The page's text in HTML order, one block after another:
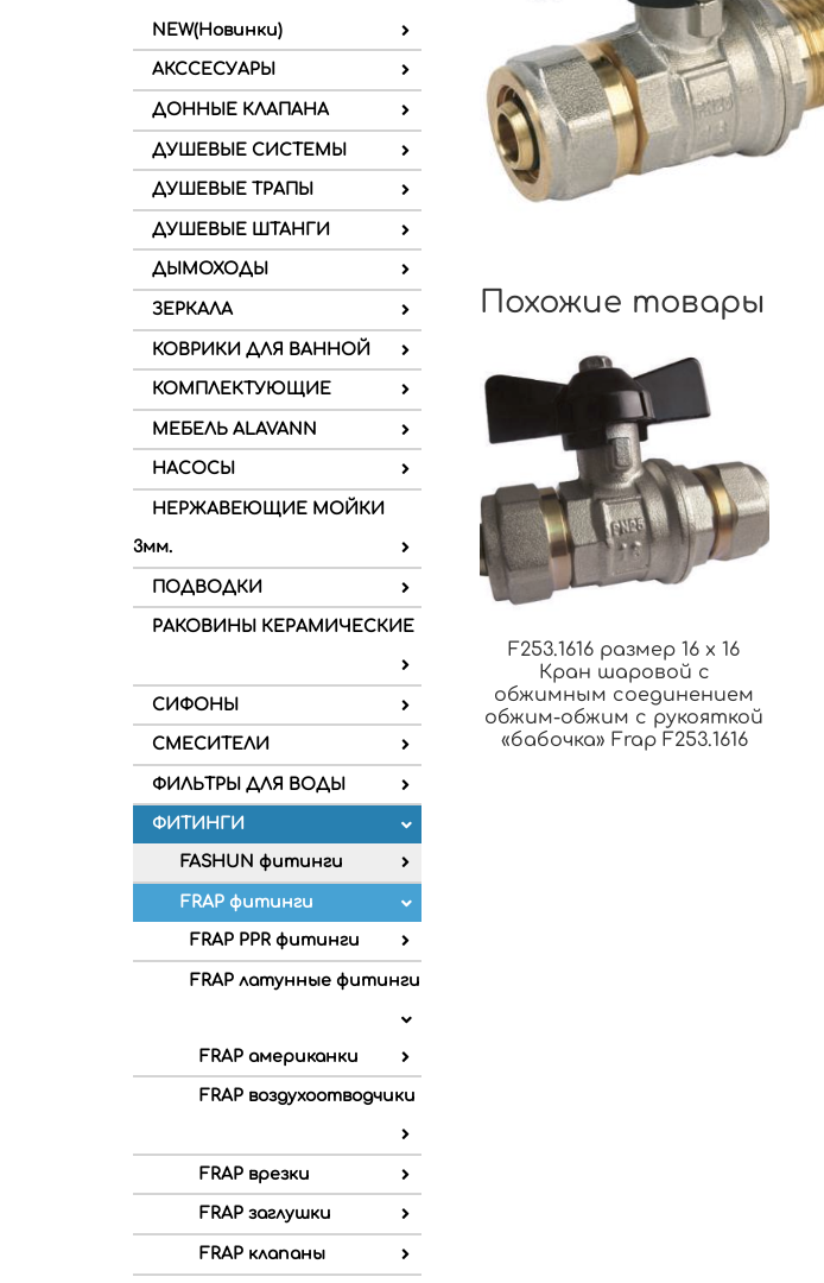
NEW(Новинки)
АКССЕСУАРЫ
ДОННЫЕ КЛАПАНА
ДУШЕВЫЕ СИСТЕМЫ
ДУШЕВЫЕ ТРАПЫ
ДУШЕВЫЕ ШТАНГИ
ДЫМОХОДЫ
ЗЕРКАЛА
КОВРИКИ ДЛЯ ВАННОЙ
КОМПЛЕКТУЮЩИЕ
МЕБЕЛЬ ALAVANN
НАСОСЫ
НЕРЖАВЕЮЩИЕ МОЙКИ
3мм.
ПОДВОДКИ
РАКОВИНЫ КЕРАМИЧЕСКИЕ
СИФОНЫ
СМЕСИТЕЛИ
ФИЛЬТРЫ ДЛЯ ВОДЫ
ФИТИНГИ
FASHUN фитинги
FRAP фитинги
FRAP PPR фитинги
FRAP латунные фитинги
FRAP американки
FRAP воздухоотводчики
FRAP врезки
FRAP заглушки
FRAP клапаны
Похожие товары
F253.1616 размер 16 x 16
Кран шаровой с
обжимным соединением
обжим-обжим с рукояткой
«бабочка» Frap F253.1616